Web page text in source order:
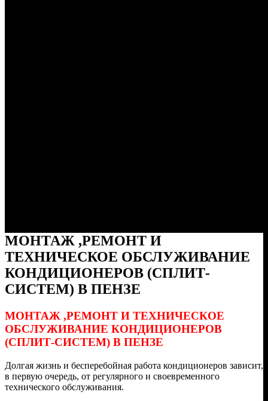
МОНТАЖ ,РЕМОНТ И
ТЕХНИЧЕСКОЕ ОБСЛУЖИВАНИЕ
КОНДИЦИОНЕРОВ (СПЛИТ-
СИСТЕМ) В ПЕНЗЕ
МОНТАЖ ,РЕМОНТ И ТЕХНИЧЕСКОЕ
ОБСЛУЖИВАНИЕ КОНДИЦИОНЕРОВ
(СПЛИТ-СИСТЕМ) В ПЕНЗЕ
Долгая жизнь и бесперебойная работа кондиционеров зависит,
в первую очередь, от регулярного и своевременного
технического обслуживания.